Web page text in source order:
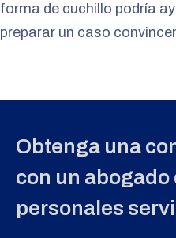
forma de cuchillo podría
preparar un caso
Obtenga una
con un abogado
personales